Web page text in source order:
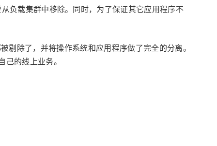
负载集群中移除。同时，为了保证其它应用程序不
除了，并将操作系统和应用程序做了完全的分离。
的线上业务。